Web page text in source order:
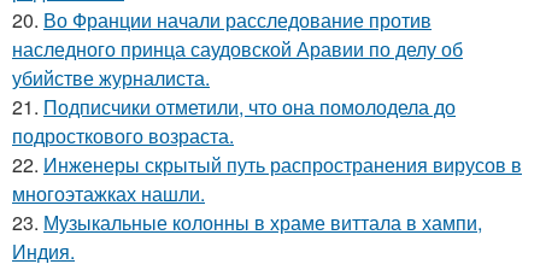
20. Во Франции начали расследование против
наследного принца саудовской Аравии по делу об
убийстве журналиста.
21. Подписчики отметили, что она помолодела до
подросткового возраста.
22. Инженеры скрытый путь распространения вирусов в
многоэтажках нашли.
23. Музыкальные колонны в храме виттала в хампи,
Индия.